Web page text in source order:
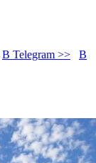
В Telegram >>
В